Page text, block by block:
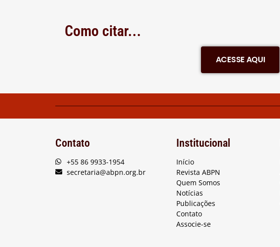
Como citar...
ACESSE AQUI
Contato
+55 86 9933-1954
secretaria@abpn.org.br
Institucional
Início
Revista ABPN
Quem Somos
Notícias
Publicações
Contato
Associe-se